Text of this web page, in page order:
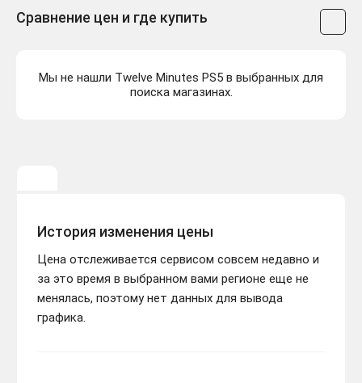
Сравнение цен и где купить
Мы не нашли Twelve Minutes PS5 в выбранных для
поиска магазинах.
История изменения цены
Цена отслеживается сервисом совсем недавно и
за это время в выбранном вами регионе еще не
менялась, поэтому нет данных для вывода
графика.